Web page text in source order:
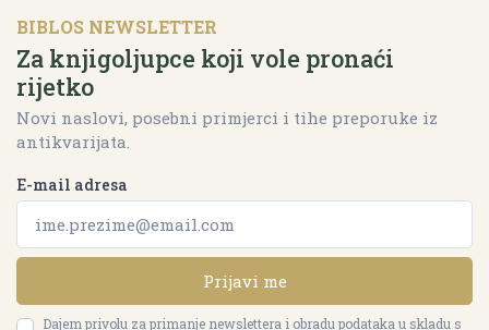
BIBLOS NEWSLETTER
Za knjigoljupce koji vole pronaći
rijetko
Novi naslovi, posebni primjerci i tihe preporuke iz
antikvarijata.
E-mail adresa
Prijavi me
Dajem privolu za primanje newslettera i obradu podataka u skladu s